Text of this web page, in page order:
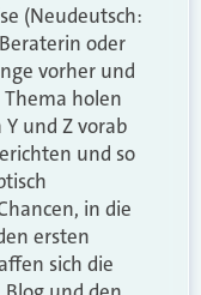
(Neudeutsch:
oder
vorher und
holen
und Z vorab
und so
in die
ersten
sich die